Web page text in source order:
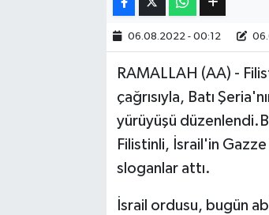
06.08.2022 - 00:12
RAMALLAH (AA) -
çağrısıyla, Batı
yürüyüşü
Filistinli, İsrail'in Gazze
sloganlar attı.
İsrail ordusu, bugün
Bilim, Teknoloji